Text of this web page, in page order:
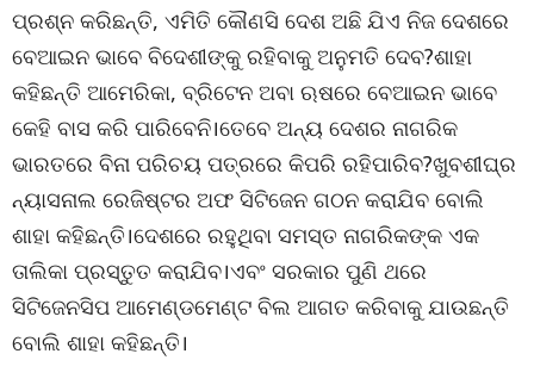
ପ୍ରଶ୍ନ କରିଛନ୍ତି, ଏମିତି କୌଣସି ଦେଶ ଅଛି ଯିଏ ନିଜ ଦେଶରେ
ବେଆଇନ ଭାବେ ବିଦେଶୀଙ୍କୁ ରହିବାକୁ ଅନୁମତି ଦେବ?ଶାହା
କହିଛନ୍ତି ଆମେରିକା, ବ୍ରିଟେନ ଅବା ଋଷରେ ବେଆଇନ ଭାବେ
କେହି ବାସ କରି ପାରିବେନି।ତେବେ ଅନ୍ୟ ଦେଶର ନାଗରିକ
ଭାରତରେ ବିନା ପରିଚୟ ପତ୍ରରେ କିପରି ରହିପାରିବ?ଖୁବଶୀଘ୍ର
ନ୍ୟାସନାଲ ରେଜିଷ୍ଟର ଅଫ ସିଟିଜେନ ଗଠନ କରାଯିବ ବୋଲି
ଶାହା କହିଛନ୍ତି।ଦେଶରେ ରହୁଥିବା ସମସ୍ତ ନାଗରିକଙ୍କ ଏକ
ତାଲିକା ପ୍ରସ୍ତୁତ କରାଯିବ।ଏବଂ ସରକାର ପୁଣି ଥରେ
ସିଟିଜେନସିପ ଆମେଣ୍ଡମେଣ୍ଟ ବିଲ ଆଗତ କରିବାକୁ ଯାଉଛନ୍ତି
ବୋଲି ଶାହା କହିଛନ୍ତି।